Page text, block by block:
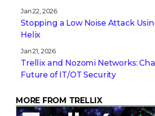
Jan 22, 2026
Stopping a Low Noise Attack
Helix
Jan 21, 2026
Trellix and Nozomi Networks:
Future of IT/OT Security
MORE FROM TRELLIX